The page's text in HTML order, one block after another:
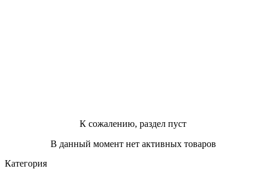
К сожалению, раздел пуст
В данный момент нет активных товаров
Категория